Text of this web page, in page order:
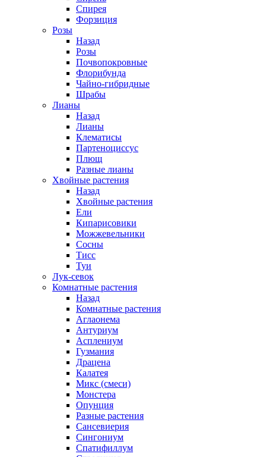
Спирея
Форзиция
Розы
Назад
Розы
Почвопокровные
Флорибунда
Чайно-гибридные
Шрабы
Лианы
Назад
Лианы
Клематисы
Партеноциссус
Плющ
Разные лианы
Хвойные растения
Назад
Хвойные растения
Ели
Кипарисовики
Можжевельники
Сосны
Тисс
Туи
Лук-севок
Комнатные растения
Назад
Комнатные растения
Аглаонема
Антуриум
Асплениум
Гузмания
Драцена
Калатея
Микс (смеси)
Монстера
Опунция
Разные растения
Сансевиерия
Сингониум
Спатифиллум